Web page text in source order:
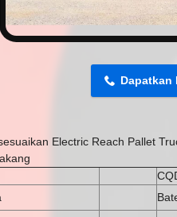
Dapatkan
Electric Reach Pallet